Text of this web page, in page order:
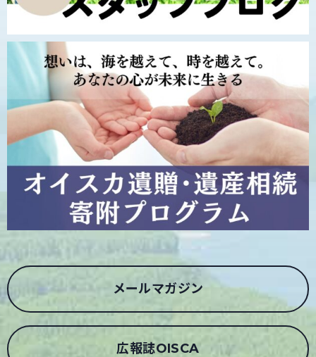
メールマガジン
広報誌OISCA